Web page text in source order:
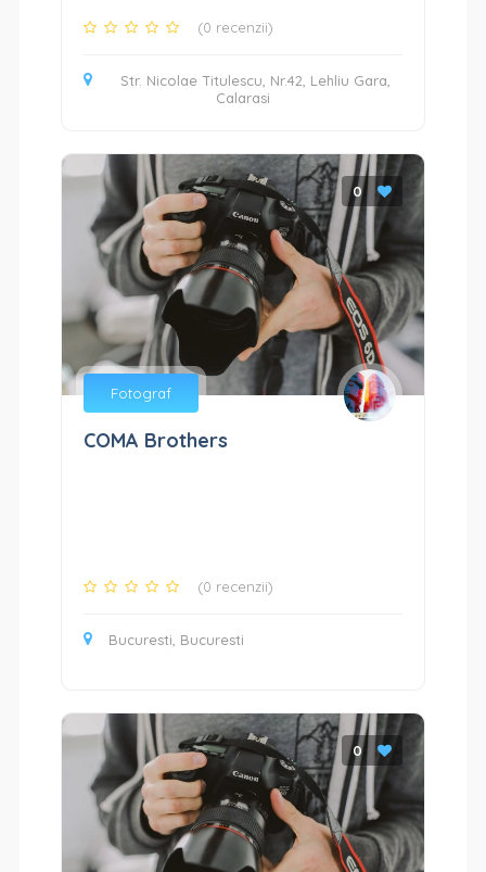
(0 recenzii)
Str. Nicolae Titulescu, Nr.42, Lehliu Gara,
Calarasi
0
Fotograf
COMA Brothers
(0 recenzii)
Bucuresti, Bucuresti
0